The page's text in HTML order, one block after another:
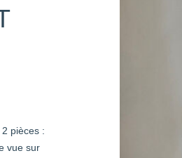
2 pièces :
vue sur